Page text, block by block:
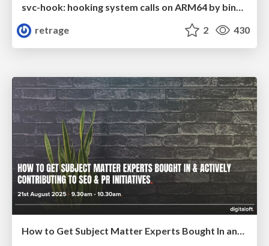
svc-hook: hooking system calls on ARM64 by binary rewriting
retrage
2 430
How to Get Subject Matter Experts Bought In and Actively Contributing to SEO & PR Initiatives.